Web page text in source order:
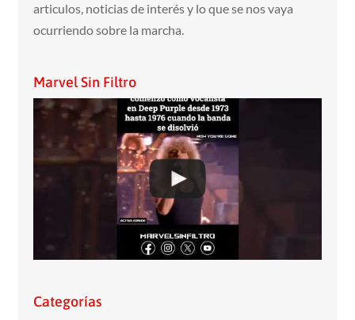
articulos, noticias de interés y lo que se nos vaya
ocurriendo sobre la marcha.
Marvel Sin Filtro
Categorías